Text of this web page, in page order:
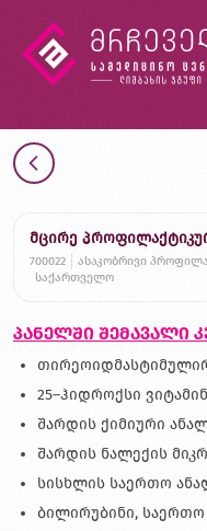
მცირე
700022
ასაკობრივი
საქართველო
პანელში შემავალი
25–ჰიდროქსი
შარდის ქიმიური
შარდის ნალექის
სისხლის საერთო
ბილირუბინი, საერთო